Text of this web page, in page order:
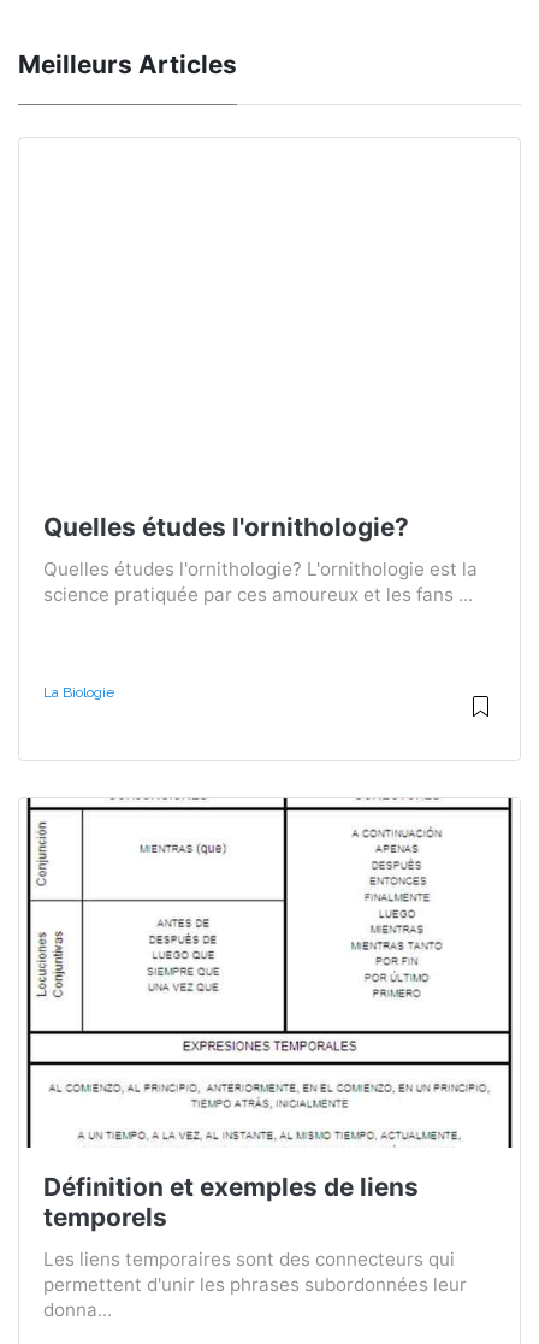
Meilleurs Articles
Quelles études l'ornithologie?
Quelles études l'ornithologie? L'ornithologie est la
science pratiquée par ces amoureux et les fans ...
La Biologie
Définition et exemples de liens
temporels
Les liens temporaires sont des connecteurs qui
permettent d'unir les phrases subordonnées leur
donna...